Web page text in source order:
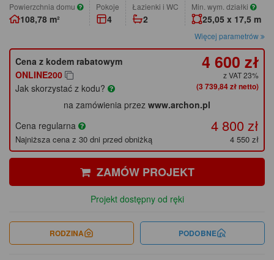
Powierzchnia domu
108,78 m²
pokoje
4
łazienki i WC
2
Min. wym. działki
25,05 x 17,5 m
Więcej parametrów
Cena z kodem rabatowym
ONLINE200
Jak skorzystać z kodu?
4 600 zł
z VAT 23%
(3 739,84 zł netto)
na zamówienia przez www.archon.pl
Cena regularna
4 800 zł
Najniższa cena z 30 dni przed obniżką 4 550 zł
ZAMÓW PROJEKT
Projekt dostępny od ręki
RODZINA PODOBNE